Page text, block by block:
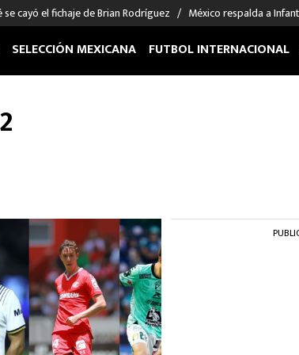
se cayó el fichaje de Brian Rodríguez México respalda a
Navas
Jardine
NFL
NBA
Más deportes
SELECCIÓN MEXICANA FUTBOL INTERNACIONAL